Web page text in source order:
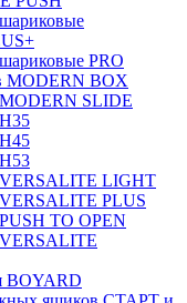
PRO
MODERN BOX
SLIDE
LIGHT
PLUS
TO OPEN
BOYARD